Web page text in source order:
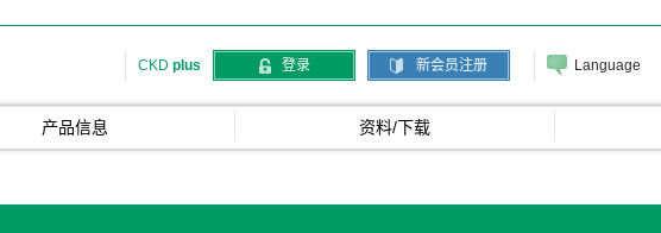
CKD plus 登录 新会员注册 Language
产品信息 资料/下载